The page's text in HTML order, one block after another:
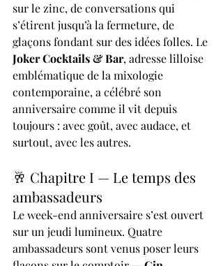
sur le zinc, de conversations qui
s’étirent jusqu’à la fermeture, de
glaçons fondant sur des idées folles. Le
Joker Cocktails & Bar, adresse lilloise
emblématique de la mixologie
contemporaine, a célébré son
anniversaire comme il vit depuis
toujours : avec goût, avec audace, et
surtout, avec les autres.
🥂 Chapitre I — Le temps des
ambassadeurs
Le week-end anniversaire s’est ouvert
sur un jeudi lumineux. Quatre
ambassadeurs sont venus poser leurs